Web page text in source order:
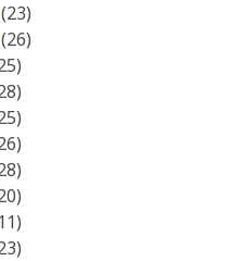
(23)
(26)